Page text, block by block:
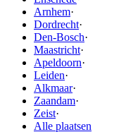
Arnhem·
Dordrecht·
Den-Bosch·
Maastricht·
Apeldoorn·
Leiden·
Alkmaar·
Zaandam·
Zeist·
Alle plaatsen